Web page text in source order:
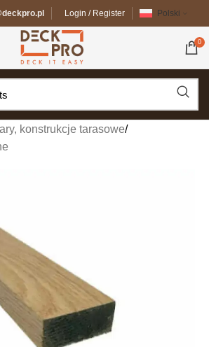
Login / Register Polski
0
konstrukcje tarasowe/